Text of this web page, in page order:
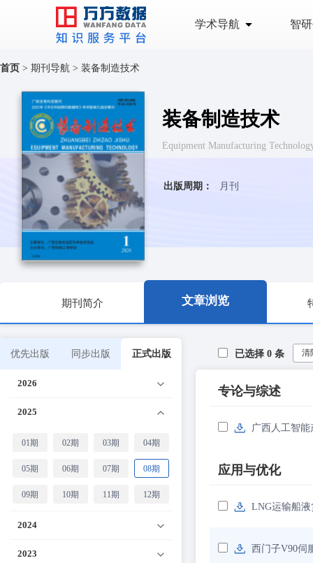
学术导航 智
首页 > 期刊导航 > 装备制造技术
装备制造技术
Equipment Manufacturing
出版周期： 月刊
期刊简介 文章浏览
优先出版 同步出版 正式出版
2026
2025
01期 02期 03期 04期
05期 06期 07期 08期
09期 10期 11期 12期
2024
2023
已选择 0 条 清
专论与综述
广西人工智
应用与优化
LNG运输船
西门子V90伺